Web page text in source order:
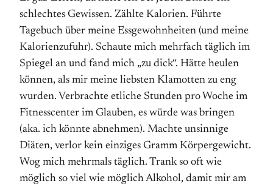
schlechtes Gewissen. Zählte Kalorien. Führte
Tagebuch über meine Essgewohnheiten (und meine
Kalorienzufuhr). Schaute mich mehrfach täglich im
Spiegel an und fand mich „zu dick“. Hätte heulen
können, als mir meine liebsten Klamotten zu eng
wurden. Verbrachte etliche Stunden pro Woche im
Fitnesscenter im Glauben, es würde was bringen
(aka. ich könnte abnehmen). Machte unsinnige
Diäten, verlor kein einziges Gramm Körpergewicht.
Wog mich mehrmals täglich. Trank so oft wie
möglich so viel wie möglich Alkohol, damit mir am